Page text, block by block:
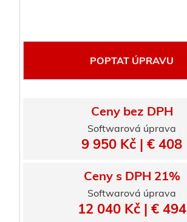
POPTAT ÚPRAVU
Ceny bez DPH
Softwarová úprava
9 950 Kč | € 408
Ceny s DPH 21%
Softwarová úprava
12 040 Kč | € 494